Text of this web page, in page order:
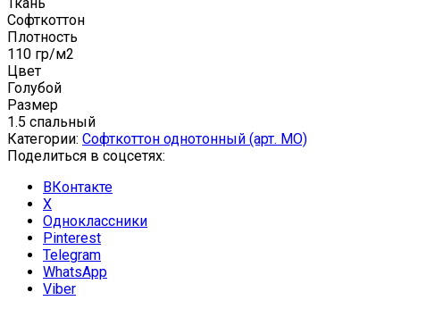
Ткань
Софткоттон
Плотность
110 гр/м2
Цвет
Голубой
Размер
1.5 спальный
Категории: Софткоттон однотонный (арт. MO)
Поделиться в соцсетях:
ВКонтакте
X
Одноклассники
Pinterest
Telegram
WhatsApp
Viber